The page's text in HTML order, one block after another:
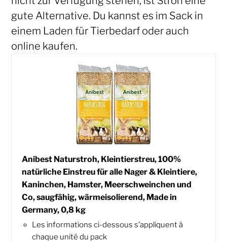
gute Alternative. Du kannst es im Sack in
einem Laden für Tierbedarf oder auch
online kaufen.
Anibest Naturstroh, Kleintierstreu, 100%
natürliche Einstreu für alle Nager & Kleintiere,
Kaninchen, Hamster, Meerschweinchen und
Co, saugfähig, wärmeisolierend, Made in
Germany, 0,8 kg
Les informations ci-dessous s’appliquent à
chaque unité du pack